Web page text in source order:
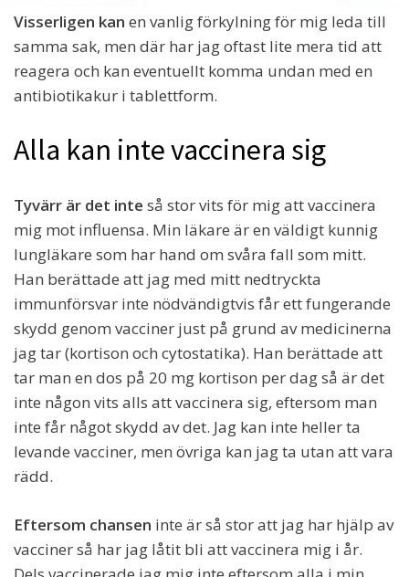
Visserligen kan en vanlig förkylning för mig leda till
samma sak, men där har jag oftast lite mera tid att
reagera och kan eventuellt komma undan med en
antibiotikakur i tablettform.
Alla kan inte vaccinera sig
Tyvärr är det inte så stor vits för mig att vaccinera
mig mot influensa. Min läkare är en väldigt kunnig
lungläkare som har hand om svåra fall som mitt.
Han berättade att jag med mitt nedtryckta
immunförsvar inte nödvändigtvis får ett fungerande
skydd genom vacciner just på grund av medicinerna
jag tar (kortison och cytostatika). Han berättade att
tar man en dos på 20 mg kortison per dag så är det
inte någon vits alls att vaccinera sig, eftersom man
inte får något skydd av det. Jag kan inte heller ta
levande vacciner, men övriga kan jag ta utan att vara
rädd.
Eftersom chansen inte är så stor att jag har hjälp av
vacciner så har jag låtit bli att vaccinera mig i år.